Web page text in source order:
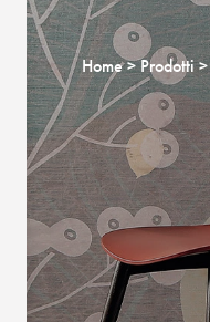
Home Prodotti